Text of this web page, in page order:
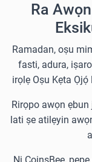
Ra
Ramadan, oṣu
fasti, adura,
irọlẹ Oṣu Kẹta
Rirọpo awọn
lati ṣe atilẹyin